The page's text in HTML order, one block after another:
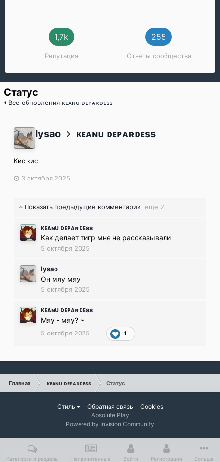
1,7k
Репутация
255
Ответы сообщества
Статус
Все обновления ᴋᴇᴀɴᴜ ᴅᴇᴘᴀʀᴅᴇss
lysao ᴋᴇᴀɴᴜ ᴅᴇᴘᴀʀᴅᴇss
Кис кис
3 октября 2025
Показать предыдущие комментарии ещё 2
ᴋᴇᴀɴᴜ ᴅᴇᴘᴀʀᴅᴇss
Как делает тигр мне не рассказывали
5 октября 2025
lysao
Он мяу мяу
5 октября 2025
ᴋᴇᴀɴᴜ ᴅᴇᴘᴀʀᴅᴇss
Мяу - мяу? ~
5 октября 2025 1
Главная ᴋᴇᴀɴᴜ ᴅᴇᴘᴀʀᴅᴇss Статус
Стиль Обратная связь
Cookies
Absolute Play
Powered by Invision Community
Категории и разделы Непрочитанные Войти Регистрация Больше